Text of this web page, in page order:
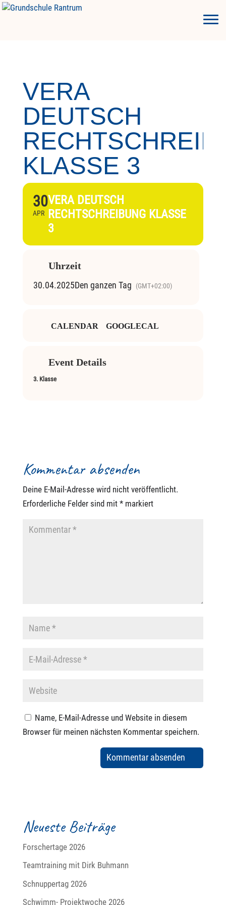
VERA
DEUTSCH
KLASSE 3
30
APR
VERA DEUTSCH
RECHTSCHREIBUNG KLASSE
3
Uhrzeit
30.04.2025Den ganzen Tag (GMT+02:00)
CALENDAR GOOGLECAL
Event Details
3. Klasse
Kommentar absenden
Deine E-Mail-Adresse wird nicht veröffentlicht.
Erforderliche Felder sind mit *markiert
Name, E-Mail-Adresse und Website in diesem
Browser für meinen nächsten Kommentar speichern.
Neueste Beiträge
Forschertage 2026
Teamtraining mit Dirk Buhmann
Schnuppertag 2026
Schwimm- Projektwoche 2026